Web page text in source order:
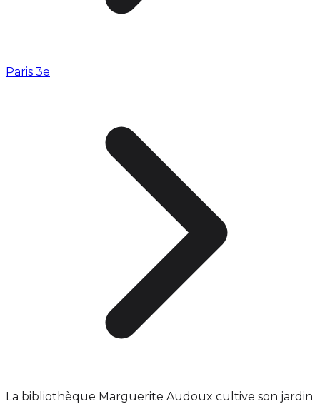
Paris 3e
La bibliothèque Marguerite Audoux cultive son jardin